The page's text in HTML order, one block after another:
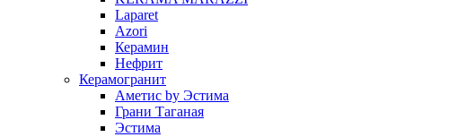
Laparet
Аzori
Керамин
Нефрит
Керамогранит
Аметис by Эстима
Грани Таганая
Эстима